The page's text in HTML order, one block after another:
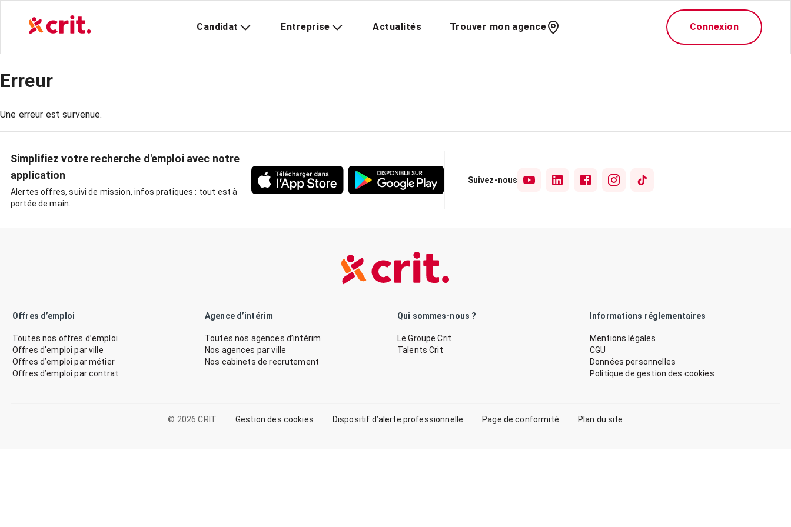
Candidat Entreprise Actualités Trouver mon agence Connexion
Erreur
Une erreur est survenue.
Simplifiez votre recherche d'emploi avec notre
application
Alertes offres, suivi de mission, infos pratiques : tout est à
portée de main.
Suivez-nous
Offres d’emploi
Toutes nos offres d’emploi
Offres d’emploi par ville
Offres d’emploi par métier
Offres d’emploi par contrat
Agence d’intérim
Toutes nos agences d’intérim
Nos agences par ville
Nos cabinets de recrutement
Qui sommes-nous ?
Le Groupe Crit
Talents Crit
Informations réglementaires
Mentions légales
CGU
Données personnelles
Politique de gestion des cookies
© 2026 CRIT Gestion des cookies Dispositif d’alerte professionnelle Page de conformité Plan du site